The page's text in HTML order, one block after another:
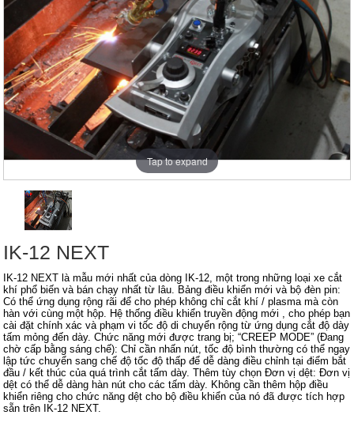
Tap to expand
IK-12 NEXT
IK-12 NEXT là mẫu mới nhất của dòng IK-12, một trong những loại xe cắt
khí phổ biến và bán chạy nhất từ ​​lâu. Bảng điều khiển mới và bộ đèn pin:
Có thể ứng dụng rộng rãi để cho phép không chỉ cắt khí / plasma mà còn
hàn với cùng một hộp. Hệ thống điều khiển truyền động mới , cho phép bạn
cài đặt chính xác và phạm vi tốc độ di chuyển rộng từ ứng dụng cắt độ dày
tấm mỏng đến dày. Chức năng mới được trang bị; “CREEP MODE” (Đang
chờ cấp bằng sáng chế): Chỉ cần nhấn nút, tốc độ bình thường có thể ngay
lập tức chuyển sang chế độ tốc độ thấp để dễ dàng điều chỉnh tại điểm bắt
đầu / kết thúc của quá trình cắt tấm dày. Thêm tùy chọn Đơn vị dệt: Đơn vị
dệt có thể dễ dàng hàn nút cho các tấm dày. Không cần thêm hộp điều
khiển riêng cho chức năng dệt cho bộ điều khiển của nó đã được tích hợp
sẵn trên IK-12 NEXT.